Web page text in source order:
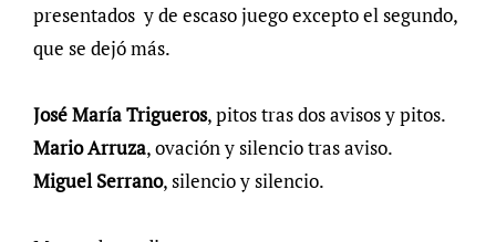
presentados y de escaso juego excepto el segundo,
que se dejó más.
José María Trigueros, pitos tras dos avisos y pitos.
Mario Arruza, ovación y silencio tras aviso.
Miguel Serrano, silencio y silencio.